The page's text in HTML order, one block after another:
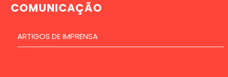
COMUNICAÇÃO
ARTIGOS DE IMPRENSA